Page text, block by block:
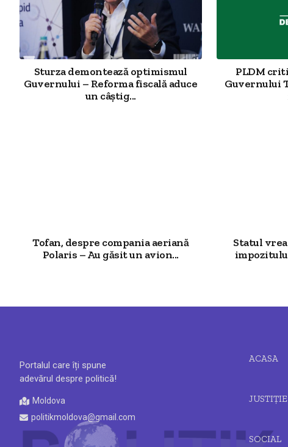
Sturza demontează optimismul
Guvernului – Reforma fiscală aduce
un câștig...
PLDM
Guvernului
Tofan, despre compania aeriană
Polaris – Au găsit un avion...
Statul vrea
Portalul care îți spune
adevărul despre politică!
Moldova
politikmoldova@gmail.com
ACASA
JUSTIȚIE
SOCIAL